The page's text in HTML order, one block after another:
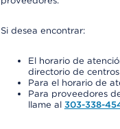
Si desea encontrar:
El horario de
directorio de
Para el horario de
Para proveedores
llame al 303-338-